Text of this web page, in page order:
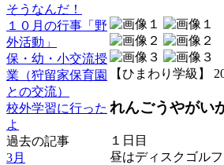
そうなんだ！
１０月の行事「野
外活動」
保・幼・小交流授
業（狩留家保育園
との交流）
校外学習に行った
よ
過去の記事
3月
【ひまわり学級】
れんごうやがい
１日目
昼はディスクゴル